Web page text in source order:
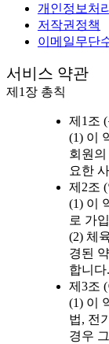
개인정보처
저작권정책
이메일무단
서비스 약관
제1장 총칙
제1조
(1) 이
회원
요한
제2조
(1) 이
로 가
(2) 체
경된
합니다.
제3조
(1) 이
법, 전
경우